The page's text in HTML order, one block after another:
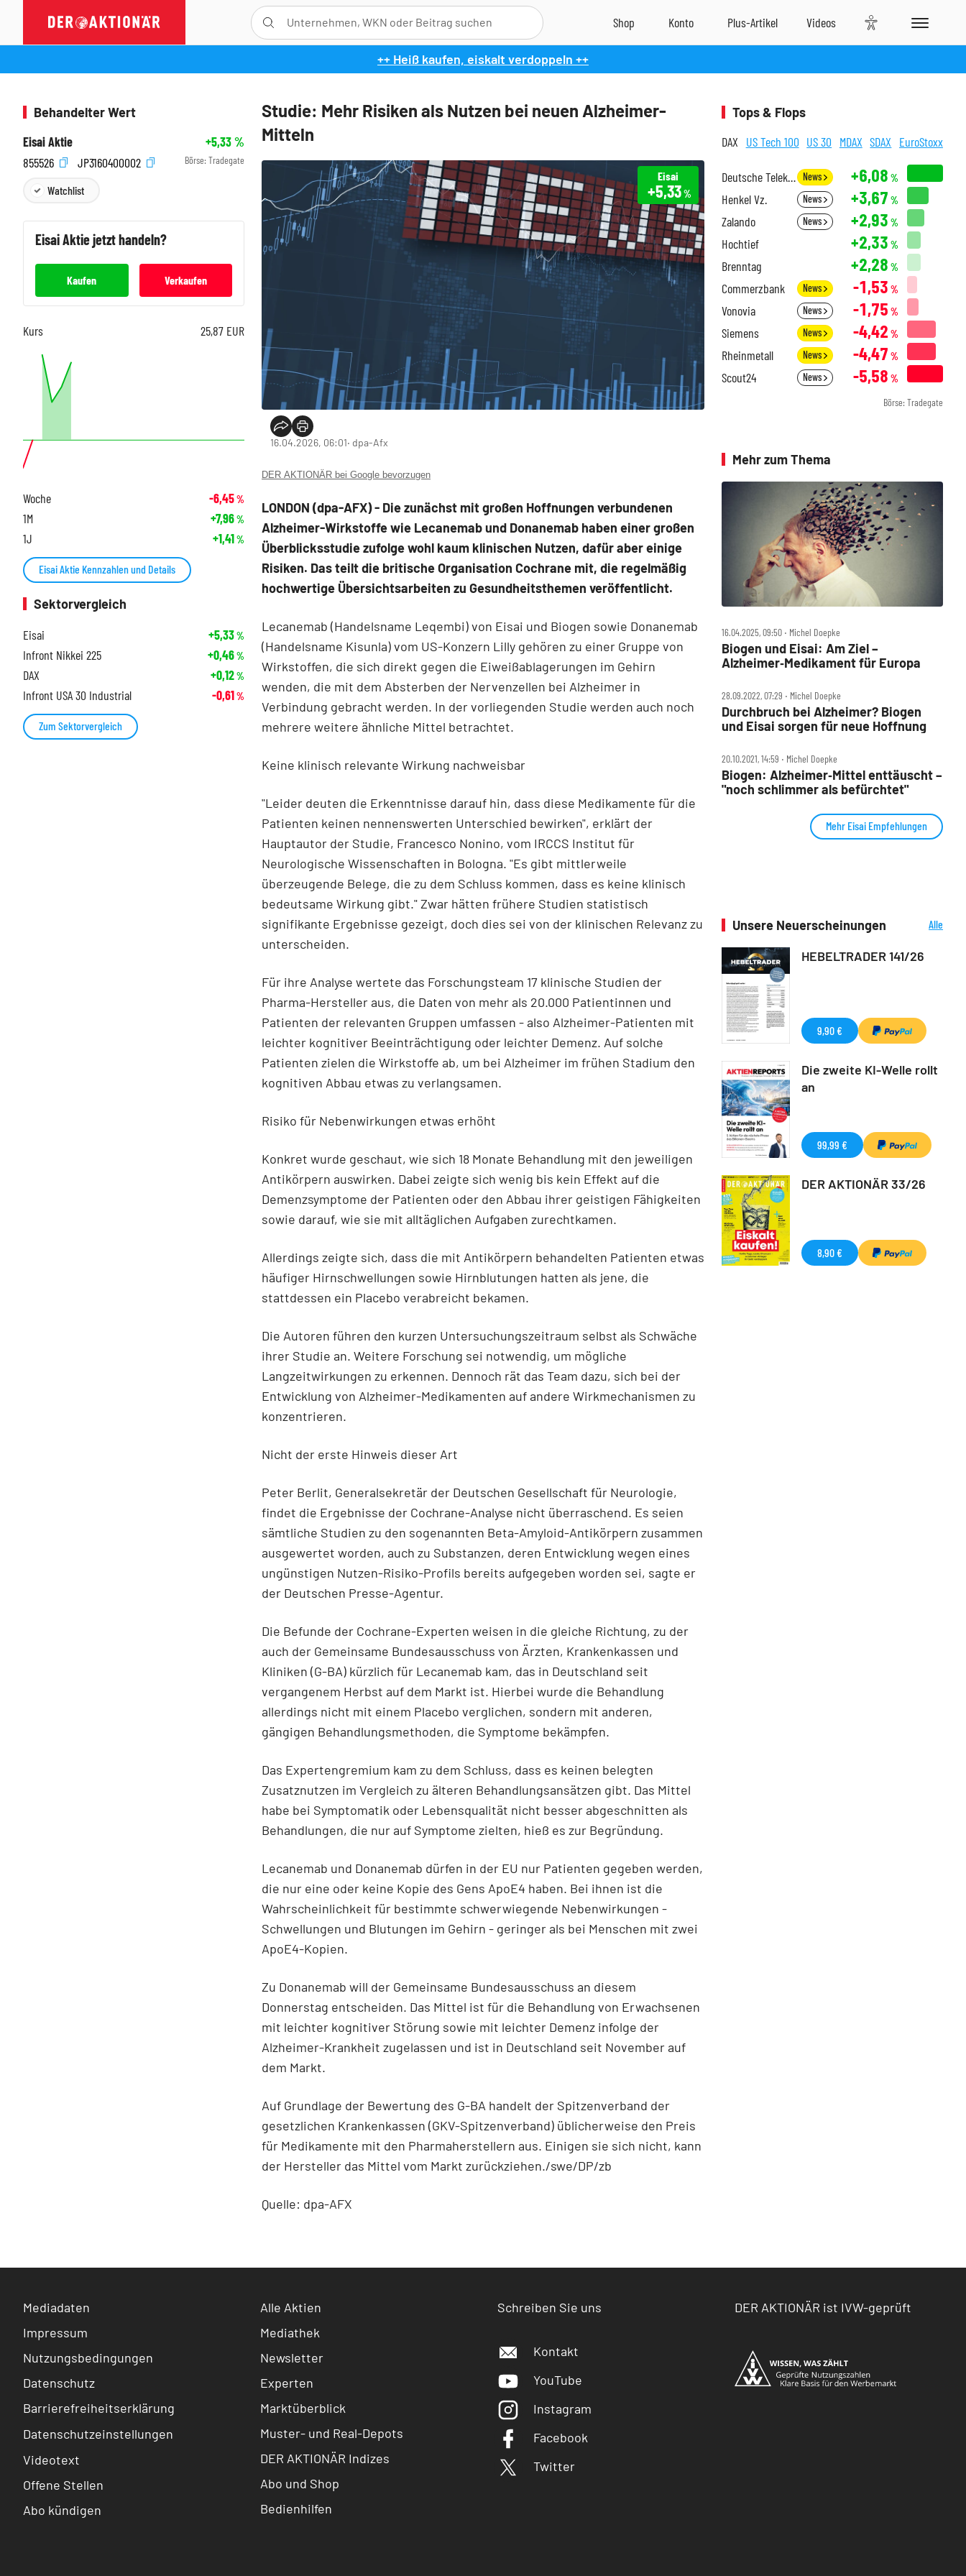
++ Heiß kaufen, eiskalt verdoppeln ++
Studie: Mehr Risiken als Nutzen bei neuen Alzheimer-
Mitteln
Eisai
+5,33%
16.04.2026, 06:01‧ dpa-Afx
DER AKTIONÄR bei Google bevorzugen
LONDON (dpa-AFX) - Die zunächst mit großen Hoffnungen verbundenen
Alzheimer-Wirkstoffe wie Lecanemab und Donanemab haben einer großen
Überblicksstudie zufolge wohl kaum klinischen Nutzen, dafür aber einige
Risiken. Das teilt die britische Organisation Cochrane mit, die regelmäßig
hochwertige Übersichtsarbeiten zu Gesundheitsthemen veröffentlicht.
Lecanemab (Handelsname Leqembi) von Eisai und Biogen sowie Donanemab
(Handelsname Kisunla) vom US-Konzern Lilly gehören zu einer Gruppe von
Wirkstoffen, die sich direkt gegen die Eiweißablagerungen im Gehirn
wenden, die mit dem Absterben der Nervenzellen bei Alzheimer in
Verbindung gebracht werden. In der vorliegenden Studie werden auch noch
mehrere weitere ähnliche Mittel betrachtet.
Keine klinisch relevante Wirkung nachweisbar
"Leider deuten die Erkenntnisse darauf hin, dass diese Medikamente für die
Patienten keinen nennenswerten Unterschied bewirken", erklärt der
Hauptautor der Studie, Francesco Nonino, vom IRCCS Institut für
Neurologische Wissenschaften in Bologna. "Es gibt mittlerweile
überzeugende Belege, die zu dem Schluss kommen, dass es keine klinisch
bedeutsame Wirkung gibt." Zwar hätten frühere Studien statistisch
signifikante Ergebnisse gezeigt, doch dies sei von der klinischen Relevanz zu
unterscheiden.
Für ihre Analyse wertete das Forschungsteam 17 klinische Studien der
Pharma-Hersteller aus, die Daten von mehr als 20.000 Patientinnen und
Patienten der relevanten Gruppen umfassen - also Alzheimer-Patienten mit
leichter kognitiver Beeinträchtigung oder leichter Demenz. Auf solche
Patienten zielen die Wirkstoffe ab, um bei Alzheimer im frühen Stadium den
kognitiven Abbau etwas zu verlangsamen.
Risiko für Nebenwirkungen etwas erhöht
Konkret wurde geschaut, wie sich 18 Monate Behandlung mit den jeweiligen
Antikörpern auswirken. Dabei zeigte sich wenig bis kein Effekt auf die
Demenzsymptome der Patienten oder den Abbau ihrer geistigen Fähigkeiten
sowie darauf, wie sie mit alltäglichen Aufgaben zurechtkamen.
Allerdings zeigte sich, dass die mit Antikörpern behandelten Patienten etwas
häufiger Hirnschwellungen sowie Hirnblutungen hatten als jene, die
stattdessen ein Placebo verabreicht bekamen.
Die Autoren führen den kurzen Untersuchungszeitraum selbst als Schwäche
ihrer Studie an. Weitere Forschung sei notwendig, um mögliche
Langzeitwirkungen zu erkennen. Dennoch rät das Team dazu, sich bei der
Entwicklung von Alzheimer-Medikamenten auf andere Wirkmechanismen zu
konzentrieren.
Nicht der erste Hinweis dieser Art
Peter Berlit, Generalsekretär der Deutschen Gesellschaft für Neurologie,
findet die Ergebnisse der Cochrane-Analyse nicht überraschend. Es seien
sämtliche Studien zu den sogenannten Beta-Amyloid-Antikörpern zusammen
ausgewertet worden, auch zu Substanzen, deren Entwicklung wegen eines
ungünstigen Nutzen-Risiko-Profils bereits aufgegeben worden sei, sagte er
der Deutschen Presse-Agentur.
Die Befunde der Cochrane-Experten weisen in die gleiche Richtung, zu der
auch der Gemeinsame Bundesausschuss von Ärzten, Krankenkassen und
Kliniken (G-BA) kürzlich für Lecanemab kam, das in Deutschland seit
vergangenem Herbst auf dem Markt ist. Hierbei wurde die Behandlung
allerdings nicht mit einem Placebo verglichen, sondern mit anderen,
gängigen Behandlungsmethoden, die Symptome bekämpfen.
Das Expertengremium kam zu dem Schluss, dass es keinen belegten
Zusatznutzen im Vergleich zu älteren Behandlungsansätzen gibt. Das Mittel
habe bei Symptomatik oder Lebensqualität nicht besser abgeschnitten als
Behandlungen, die nur auf Symptome zielten, hieß es zur Begründung.
Lecanemab und Donanemab dürfen in der EU nur Patienten gegeben werden,
die nur eine oder keine Kopie des Gens ApoE4 haben. Bei ihnen ist die
Wahrscheinlichkeit für bestimmte schwerwiegende Nebenwirkungen -
Schwellungen und Blutungen im Gehirn - geringer als bei Menschen mit zwei
ApoE4-Kopien.
Zu Donanemab will der Gemeinsame Bundesausschuss an diesem
Donnerstag entscheiden. Das Mittel ist für die Behandlung von Erwachsenen
mit leichter kognitiver Störung sowie mit leichter Demenz infolge der
Alzheimer-Krankheit zugelassen und ist in Deutschland seit November auf
dem Markt.
Auf Grundlage der Bewertung des G-BA handelt der Spitzenverband der
gesetzlichen Krankenkassen (GKV-Spitzenverband) üblicherweise den Preis
für Medikamente mit den Pharmaherstellern aus. Einigen sie sich nicht, kann
der Hersteller das Mittel vom Markt zurückziehen./swe/DP/zb
Quelle: dpa-AFX
Behandelter Wert
Eisai Aktie
+5,33%
855526
JP3160400002 Börse: Tradegate
Watchlist
EisaiAktie jetzt handeln?
Kaufen Verkaufen
Kurs 25,87 EUR
Woche -6,45%
1M +7,96%
1J +1,41%
Eisai Aktie Kennzahlen und Details
Sektorvergleich
Eisai
+5,33%
Infront Nikkei 225 +0,46%
DAX +0,12%
Infront USA 30 Industrial -0,61%
Zum Sektorvergleich
Tops & Flops
DAX US Tech 100 US 30 MDAX SDAX EuroStoxx
Deutsche Telekom News +6,08 %
Henkel Vz. News +3,67 %
Zalando News +2,93 %
Hochtief +2,33 %
Brenntag +2,28 %
Commerzbank News -1,53 %
Vonovia News -1,75 %
Siemens News -4,42 %
Rheinmetall News -4,47 %
Scout24 News -5,58 %
Börse: Tradegate
Mehr zum Thema
16.04.2025, 09:50 ‧ Michel Doepke
Biogen und Eisai: Am Ziel –
Alzheimer‑Medikament für Europa
28.09.2022, 07:29 ‧ Michel Doepke
Durchbruch bei Alzheimer? Biogen
und Eisai sorgen für neue Hoffnung
20.10.2021, 14:59 ‧ Michel Doepke
Biogen: Alzheimer‑Mittel enttäuscht –
"noch schlimmer als befürchtet"
Mehr Eisai Empfehlungen
Unsere Neuerscheinungen
Alle
HEBELTRADER 141/26
9,90 €
Die zweite KI-Welle rollt
an
99,99 €
DER AKTIONÄR 33/26
8,90 €
Mediadaten
Impressum
Nutzungsbedingungen
Datenschutz
Barrierefreiheitserklärung
Datenschutzeinstellungen
Videotext
Offene Stellen
Abo kündigen
Alle Aktien
Mediathek
Newsletter
Experten
Marktüberblick
Muster- und Real-Depots
DER AKTIONÄR Indizes
Abo und Shop
Bedienhilfen
Schreiben Sie uns
Kontakt
YouTube
Instagram
Facebook
Twitter
DER AKTIONÄR ist IVW-geprüft